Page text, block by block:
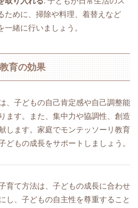
ために、掃除や料理、着替えなど
一緒に行いましょう。
育の効果
、子どもの自己肯定感や自己調整能
ます。また、集中力や協調性、創造
します。家庭でモンテッソーリ教育
どもの成長をサポートしましょう。
育て方法は、子どもの成長に合わせ
し、子どもの自主性を尊重すること